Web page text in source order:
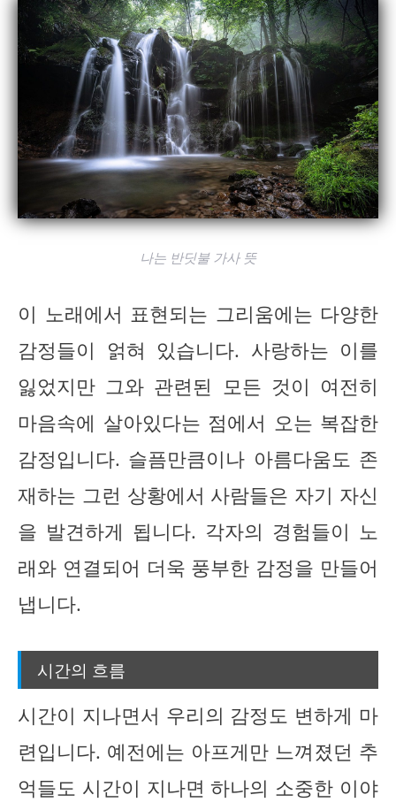
나는 반딧불 가사 뜻
이 노래에서 표현되는 그리움에는 다양한
감정들이 얽혀 있습니다. 사랑하는 이를
잃었지만 그와 관련된 모든 것이 여전히
마음속에 살아있다는 점에서 오는 복잡한
감정입니다. 슬픔만큼이나 아름다움도 존
재하는 그런 상황에서 사람들은 자기 자신
을 발견하게 됩니다. 각자의 경험들이 노
래와 연결되어 더욱 풍부한 감정을 만들어
냅니다.
시간의 흐름
시간이 지나면서 우리의 감정도 변하게 마
련입니다. 예전에는 아프게만 느껴졌던 추
억들도 시간이 지나면 하나의 소중한 이야